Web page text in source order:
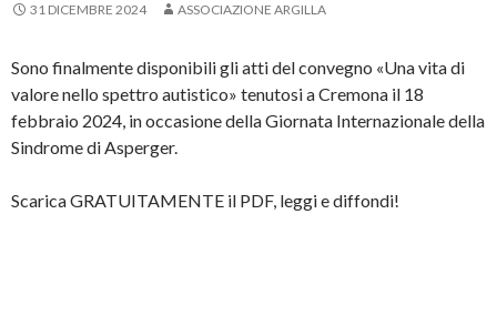
31 DICEMBRE 2024 ASSOCIAZIONE ARGILLA
Sono finalmente disponibili gli atti del convegno «Una vita di
valore nello spettro autistico» tenutosi a Cremona il 18
febbraio 2024, in occasione della Giornata Internazionale della
Sindrome di Asperger.
Scarica GRATUITAMENTE il PDF, leggi e diffondi!